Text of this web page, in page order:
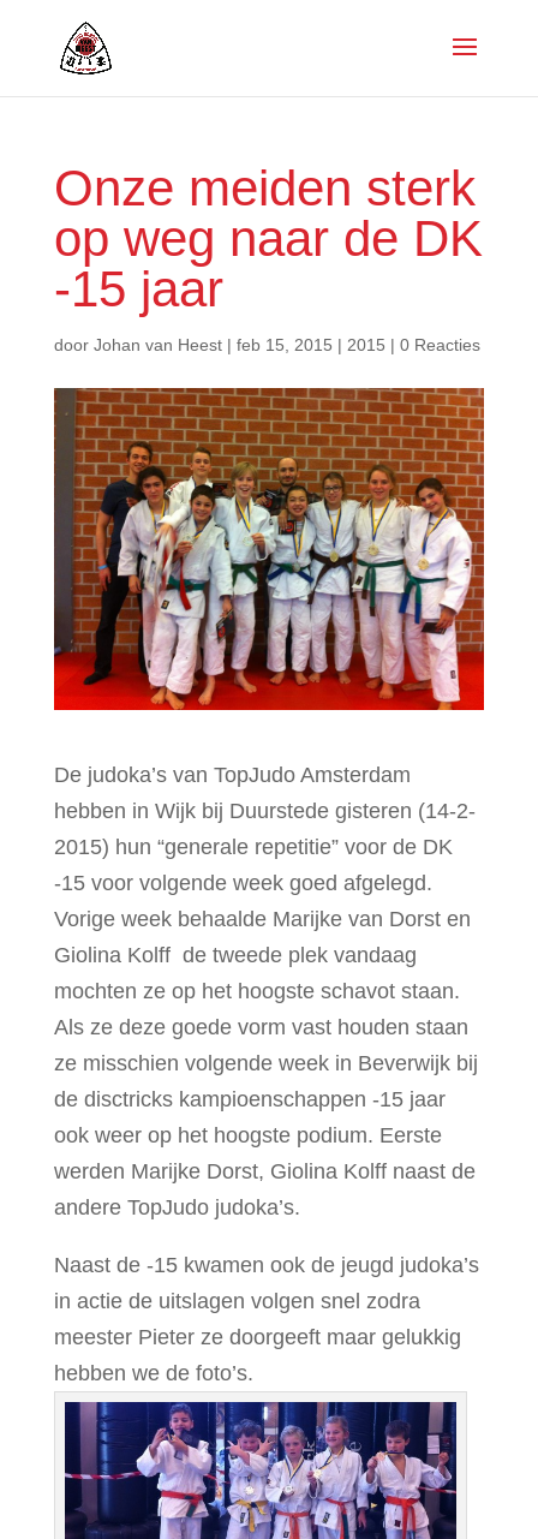
Onze meiden sterk
op weg naar de DK
-15 jaar
door Johan van Heest| feb 15, 2015 | 2015 | 0 Reacties
De judoka’s van TopJudo Amsterdam
hebben in Wijk bij Duurstede gisteren (14-2-
2015) hun “generale repetitie” voor de DK
-15 voor volgende week goed afgelegd.
Vorige week behaalde Marijke van Dorst en
Giolina Kolff de tweede plek vandaag
mochten ze op het hoogste schavot staan.
Als ze deze goede vorm vast houden staan
ze misschien volgende week in Beverwijk bij
de disctricks kampioenschappen -15 jaar
ook weer op het hoogste podium. Eerste
werden Marijke Dorst, Giolina Kolff naast de
andere TopJudo judoka’s.
Naast de -15 kwamen ook de jeugd judoka’s
in actie de uitslagen volgen snel zodra
meester Pieter ze doorgeeft maar gelukkig
hebben we de foto’s.